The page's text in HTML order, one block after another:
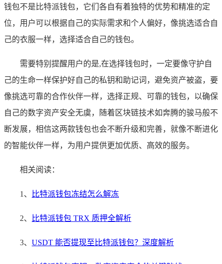
钱包不是比特派钱包，它们各自有着独特的优势和精准的定
位，用户可以根据自己的实际需求和个人偏好，像挑选适合自
己的衣服一样，选择适合自己的钱包。
需要特别提醒用户的是,在选择钱包时，一定要像守护自
己的生命一样保护好自己的私钥和助记词，避免资产被盗，要
像挑选可靠的合作伙伴一样，选择正规、可靠的钱包，以确保
自己的数字资产安全无虞，随着区块链技术如奔腾的骏马般不
断发展，相信这两款钱包也会不断升级和完善，就像不断进化
的智能伙伴一样，为用户提供更加优质、高效的服务。
相关阅读：
1、 比特派钱包冻结怎么解冻
2、 比特派钱包 TRX 质押全解析
3、 USDT 能否提现至比特派钱包？深度解析